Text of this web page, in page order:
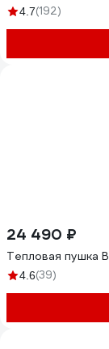
4.7(192)
24 490 ₽
Тепловая пушка
4.6(39)